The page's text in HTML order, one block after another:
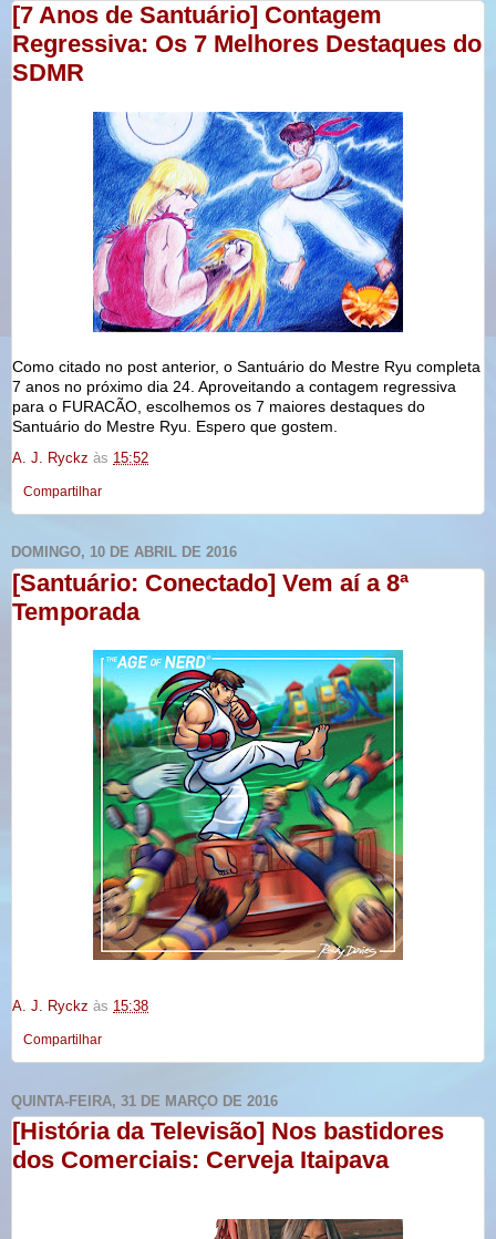
[7 Anos de Santuário] Contagem
Regressiva: Os 7 Melhores Destaques do
SDMR
Como citado no post anterior, o Santuário do Mestre Ryu completa
7 anos no próximo dia 24. Aproveitando a contagem regressiva
para o FURACÃO, escolhemos os 7 maiores destaques do
Santuário do Mestre Ryu. Espero que gostem.
A. J. Ryckz às 15:52
Compartilhar
DOMINGO, 10 DE ABRIL DE 2016
[Santuário: Conectado] Vem aí a 8ª
Temporada
A. J. Ryckz às 15:38
Compartilhar
QUINTA-FEIRA, 31 DE MARÇO DE 2016
[História da Televisão] Nos bastidores
dos Comerciais: Cerveja Itaipava